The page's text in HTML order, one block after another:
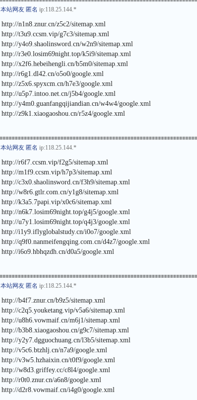
本站网友 匿名 ip:118.25.144.*
http://n1n8.znur.cn/z5c2/sitemap.xml
http://t3u9.ccsm.vip/g7c3/sitemap.xml
http://y4o9.shaolinsword.cn/w2n9/sitemap.xml
http://r3e0.losim69night.top/k5i9/sitemap.xml
http://x2f6.hebeihengli.cn/b5m0/sitemap.xml
http://r6g1.dl42.cn/o5o0/google.xml
http://z5x6.spyxcm.cn/h7e3/google.xml
http://u5p7.intoo.net.cn/j5b4/google.xml
http://y4m0.guanfangqijiandian.cn/w4w4/google.xml
http://z9k1.xiaogaoshou.cn/r5z4/google.xml
本站网友 匿名 ip:118.25.144.*
http://r6f7.ccsm.vip/f2g5/sitemap.xml
http://m1f9.ccsm.vip/h7p3/sitemap.xml
http://c3x0.shaolinsword.cn/f3h9/sitemap.xml
http://w8r6.gtlr.com.cn/y1g8/sitemap.xml
http://k3a5.7papi.vip/x0c6/sitemap.xml
http://n6k7.losim69night.top/g4j5/google.xml
http://u7y1.losim69night.top/q4j3/google.xml
http://i1y9.iflyglobalstudy.cn/i0o7/google.xml
http://q9f0.nanmeifengqing.com.cn/d4z7/google.xml
http://i6o9.hbhqzdh.cn/d0a5/google.xml
本站网友 匿名 ip:118.25.144.*
http://b4f7.znur.cn/b9z5/sitemap.xml
http://c2q5.youketang.vip/v5a6/sitemap.xml
http://u8h6.vowmaif.cn/m6j1/sitemap.xml
http://b3b8.xiaogaoshou.cn/g9c7/sitemap.xml
http://y2y7.dgguochuang.cn/l3b5/sitemap.xml
http://v5c6.btzhlj.cn/n7a9/google.xml
http://v3w5.hzhaixin.cn/t0f9/google.xml
http://w8d3.griffey.cc/c8l4/google.xml
http://r0t0.znur.cn/a6n8/google.xml
http://d2r8.vowmaif.cn/i4g0/google.xml